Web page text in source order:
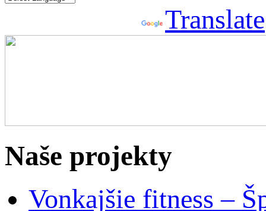
Translate
Naše projekty
Vonkajšie fitness –